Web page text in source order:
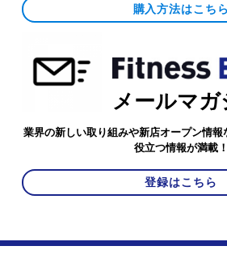
購入方法はこちら
メールマガ
業界の新しい取り組みや新店オープン情報
役立つ情報が満載！
登録はこちら